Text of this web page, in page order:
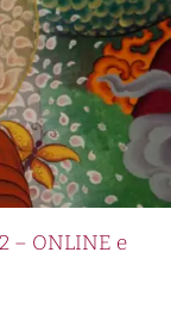
– ONLINE e